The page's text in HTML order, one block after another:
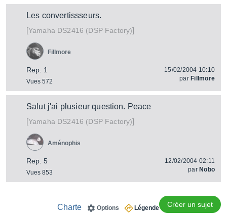
Les convertissseurs.
[Yamaha DS2416 (DSP Factory)]
Rep. 1
Vues 572
Fillmore
15/02/2004 10:10
par Fillmore
Salut j'ai plusieur question. Peace
[Yamaha DS2416 (DSP Factory)]
Rep. 5
Vues 853
Aménophis
12/02/2004 02:11
par Nobo
Créer un sujet
Légende
Options
Charte